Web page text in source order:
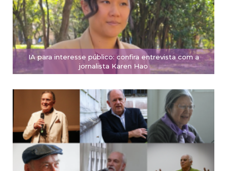
IA para interesse público: confira entrevista com a
jornalista Karen Hao